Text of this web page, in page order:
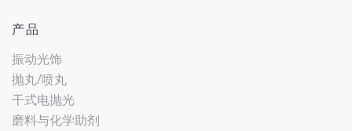
产品
振动光饰
抛丸/喷丸
干式电抛光
磨料与化学助剂